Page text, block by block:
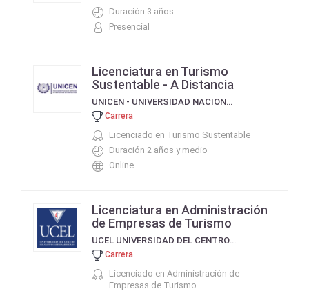
Duración 3 años
Presencial
Licenciatura en Turismo
Sustentable - A Distancia
UNICEN - UNIVERSIDAD NACIONAL DEL CENTRO DE LA PROVINCIA DE BUENOS AIRES
Carrera
Licenciado en Turismo Sustentable
Duración 2 años y medio
Online
Licenciatura en Administración
de Empresas de Turismo
UCEL UNIVERSIDAD DEL CENTRO EDUCATIVO LATINOAMERICANO
Carrera
Licenciado en Administración de
Empresas de Turismo